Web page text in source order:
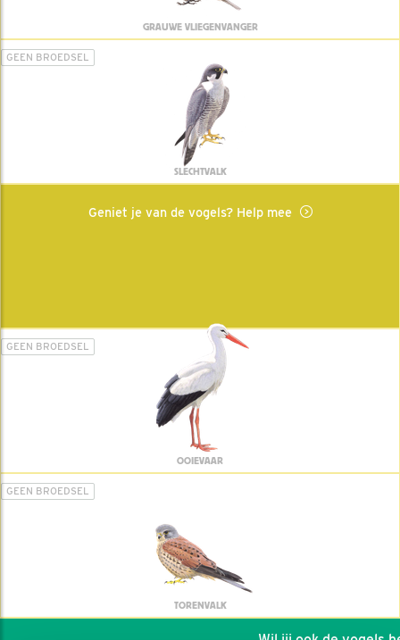
GRAUWE VLIEGENVANGER
GEEN BROEDSEL
SLECHTVALK
Geniet je van de vogels? Help mee
GEEN BROEDSEL
OOIEVAAR
GEEN BROEDSEL
TORENVALK